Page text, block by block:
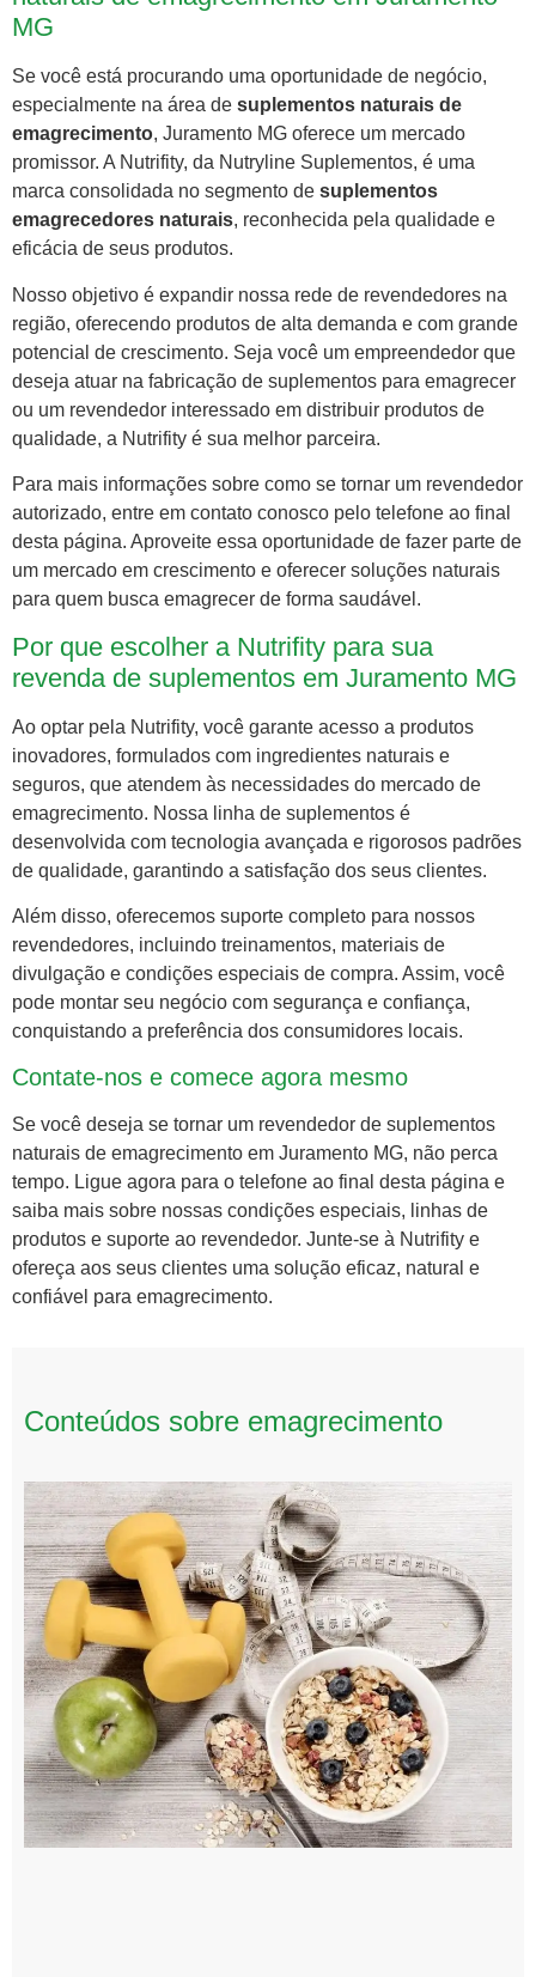
MG
Se você está procurando uma oportunidade de negócio,
especialmente na área de suplementos naturais de
emagrecimento, Juramento MG oferece um mercado
promissor. A Nutrifity, da Nutryline Suplementos, é uma
marca consolidada no segmento de suplementos
emagrecedores naturais, reconhecida pela qualidade e
eficácia de seus produtos.
Nosso objetivo é expandir nossa rede de revendedores na
região, oferecendo produtos de alta demanda e com grande
potencial de crescimento. Seja você um empreendedor que
deseja atuar na fabricação de suplementos para emagrecer
ou um revendedor interessado em distribuir produtos de
qualidade, a Nutrifity é sua melhor parceira.
Para mais informações sobre como se tornar um revendedor
autorizado, entre em contato conosco pelo telefone ao final
desta página. Aproveite essa oportunidade de fazer parte de
um mercado em crescimento e oferecer soluções naturais
para quem busca emagrecer de forma saudável.
Por que escolher a Nutrifity para sua
revenda de suplementos em Juramento MG
Ao optar pela Nutrifity, você garante acesso a produtos
inovadores, formulados com ingredientes naturais e
seguros, que atendem às necessidades do mercado de
emagrecimento. Nossa linha de suplementos é
desenvolvida com tecnologia avançada e rigorosos padrões
de qualidade, garantindo a satisfação dos seus clientes.
Além disso, oferecemos suporte completo para nossos
revendedores, incluindo treinamentos, materiais de
divulgação e condições especiais de compra. Assim, você
pode montar seu negócio com segurança e confiança,
conquistando a preferência dos consumidores locais.
Contate-nos e comece agora mesmo
Se você deseja se tornar um revendedor de suplementos
naturais de emagrecimento em Juramento MG, não perca
tempo. Ligue agora para o telefone ao final desta página e
saiba mais sobre nossas condições especiais, linhas de
produtos e suporte ao revendedor. Junte-se à Nutrifity e
ofereça aos seus clientes uma solução eficaz, natural e
confiável para emagrecimento.
Conteúdos sobre emagrecimento